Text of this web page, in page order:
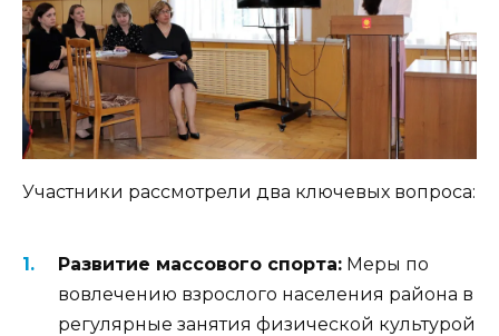
Участники рассмотрели два ключевых вопроса:
Развитие массового спорта: Меры по
вовлечению взрослого населения района в
регулярные занятия физической культурой